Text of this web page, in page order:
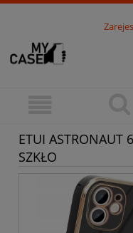
ETUI ASTRONAUT
SZKŁO